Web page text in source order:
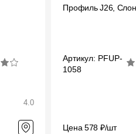
4.0
Профиль J26,
Артикул: PFUP-
1058
Цена 578 ₽/шт